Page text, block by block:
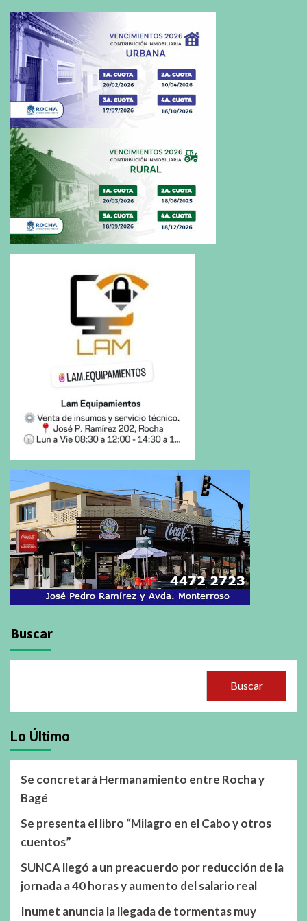
Buscar
Buscar
Lo Último
Se concretará Hermanamiento entre Rocha y
Bagé
Se presenta el libro “Milagro en el Cabo y otros
cuentos”
SUNCA llegó a un preacuerdo por reducción de la
jornada a 40 horas y aumento del salario real
Inumet anuncia la llegada de tormentas muy